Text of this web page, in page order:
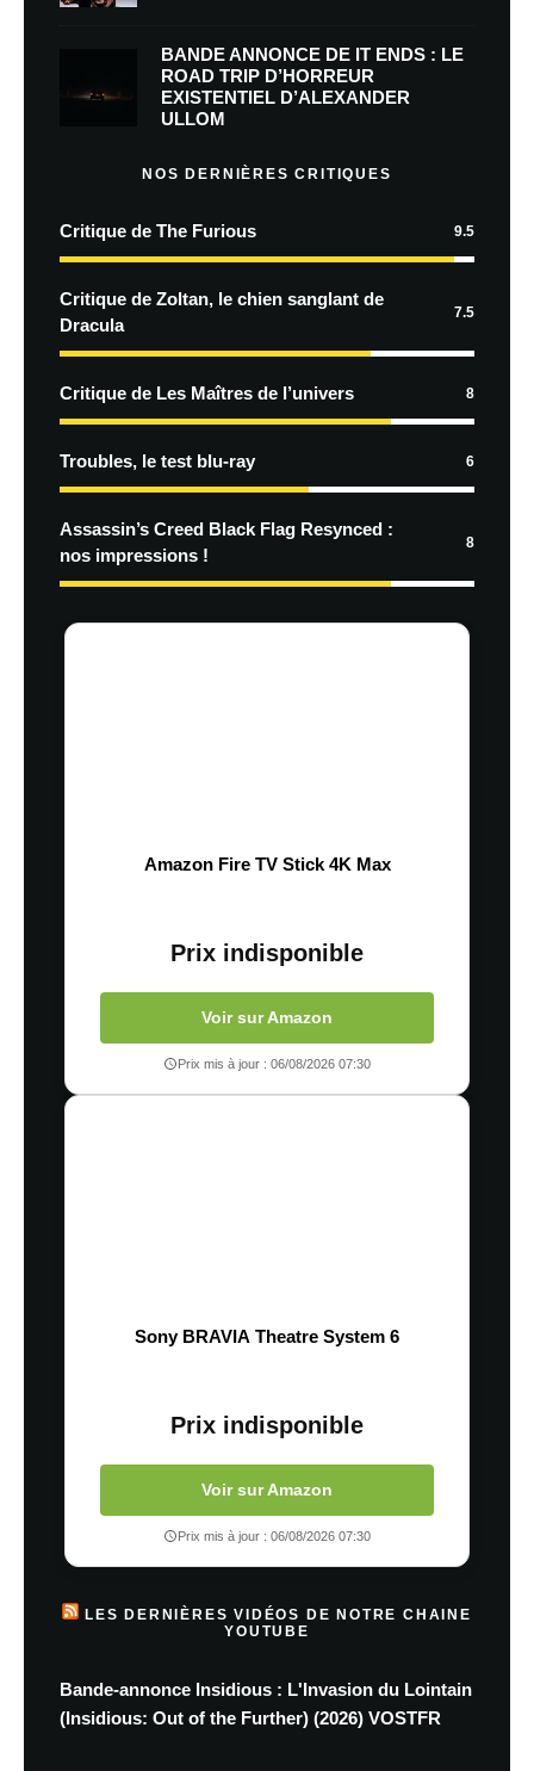
BANDE ANNONCE DE IT ENDS : LE
ROAD TRIP D’HORREUR
EXISTENTIEL D’ALEXANDER
ULLOM
NOS DERNIÈRES CRITIQUES
Critique de The Furious 9.5
Critique de Zoltan, le chien sanglant de
Dracula
7.5
Critique de Les Maîtres de l’univers 8
Troubles, le test blu-ray 6
Assassin’s Creed Black Flag Resynced :
nos impressions !
8
Amazon Fire TV Stick 4K Max
Prix indisponible
Voir sur Amazon
Prix mis à jour : 06/08/2026 07:30
Sony BRAVIA Theatre System 6
Prix indisponible
Voir sur Amazon
Prix mis à jour : 06/08/2026 07:30
LES DERNIÈRES VIDÉOS DE NOTRE CHAINE
YOUTUBE
Bande-annonce Insidious : L'Invasion du Lointain
(Insidious: Out of the Further) (2026) VOSTFR